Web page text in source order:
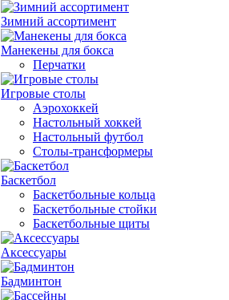
Зимний ассортимент
Манекены для бокса
Перчатки
Игровые столы
Аэрохоккей
Настольный хоккей
Настольный футбол
Столы-трансформеры
Баскетбол
Баскетбольные кольца
Баскетбольные стойки
Баскетбольные щиты
Аксессуары
Бадминтон